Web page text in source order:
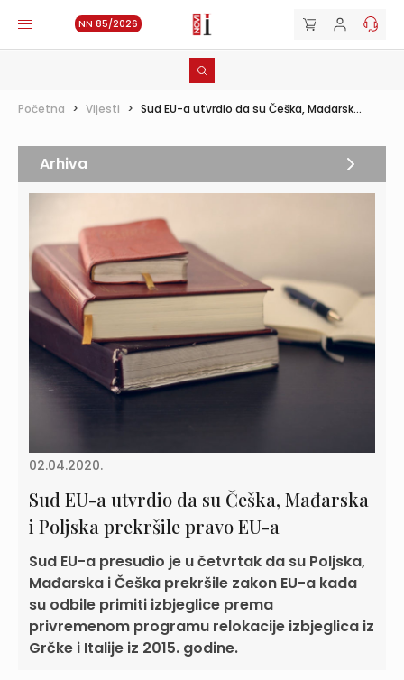
NN 85/2026
Početna > Vijesti > Sud EU-a utvrdio da su Češka, Mađarsk...
02.04.2020.
Sud EU-a utvrdio da su Češka, Mađarska
i Poljska prekršile pravo EU-a
Sud EU-a presudio je u četvrtak da su Poljska,
Mađarska i Češka prekršile zakon EU-a kada
su odbile primiti izbjeglice prema
privremenom programu relokacije izbjeglica iz
Grčke i Italije iz 2015. godine.
Arhiva